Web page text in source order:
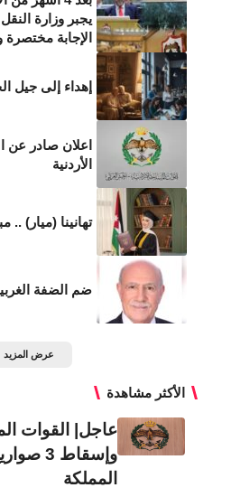
يجبر وزارة
الإجابة مختصرة
إهداء إلى جيل
اعلان صادر عن
الأردنية
تهانينا (ميار) ..
ضم الضفة
عرض المزيد
الأكثر مشاهدة
عاجل| القوات
وإسقاط
المملكة